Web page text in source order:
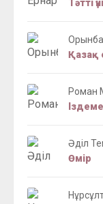
Тәтті
Қазақ
Роман
Әділ
Өмір